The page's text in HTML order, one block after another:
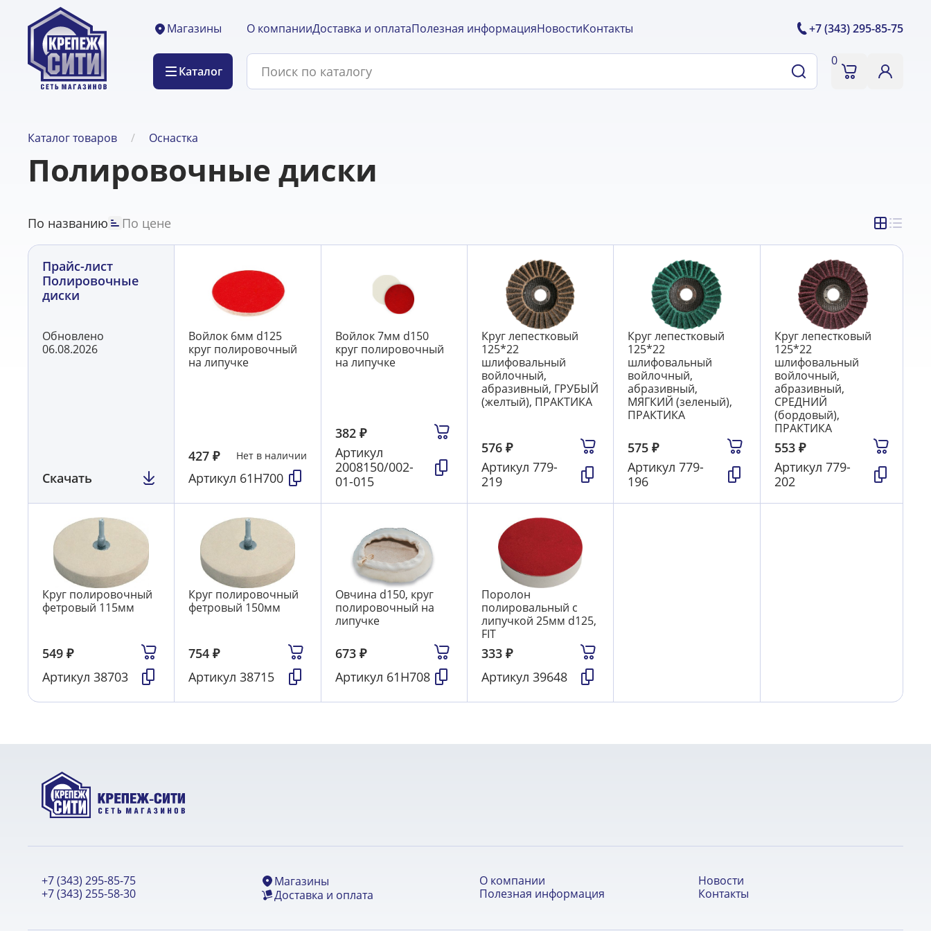
Магазины
Каталог
О компанииДоставка и оплатаПолезная информацияНовостиКонтакты +7 (343) 295-85-75
0
Каталог товаров Оснастка
Полировочные диски
По названию По цене
Прайс-лист
Полировочные
диски
Обновлено
06.08.2026
Скачать
Войлок 6мм d125
круг полировочный
на липучке
427₽ Нет в наличии
Артикул 61H700
Войлок 7мм d150
круг полировочный
на липучке
382 ₽
Артикул
2008150/002-
01-015
Круг лепестковый
125*22
шлифовальный
войлочный,
абразивный, ГРУБЫЙ
(желтый), ПРАКТИКА
576 ₽
Артикул 779-
219
Круг лепестковый
125*22
шлифовальный
войлочный,
абразивный,
МЯГКИЙ (зеленый),
ПРАКТИКА
575₽
Артикул779-
196
Круг лепестковый
125*22
шлифовальный
войлочный,
абразивный,
СРЕДНИЙ
(бордовый),
ПРАКТИКА
553 ₽
Артикул 779-
202
Круг полировочный
фетровый 115мм
549 ₽
Артикул 38703
Круг полировочный
фетровый 150мм
754₽
Артикул38715
Овчина d150, круг
полировочный на
липучке
673 ₽
Артикул 61H708
Поролон
полировальный с
липучкой 25мм d125,
FIT
333 ₽
Артикул 39648
+7 (343) 295-85-75
+7 (343) 255-58-30
Магазины
Доставка и оплата
О компании
Полезная информация
Новости
Контакты